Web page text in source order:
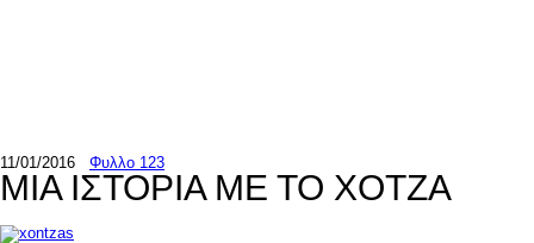
11/01/2016 Φυλλο 123
ΜΙΑ ΙΣΤΟΡΙΑ ΜΕ ΤΟ ΧΟΤΖΑ